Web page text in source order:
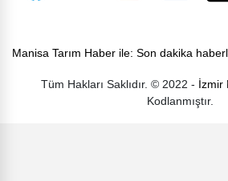
Manisa Tarım Haber ile: Son dakika
Tüm Hakları Saklıdır. © 2022 - İzmir
Kodlanmıştır.